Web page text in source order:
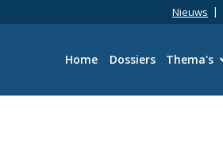
Nieuws
Home Dossiers Thema's